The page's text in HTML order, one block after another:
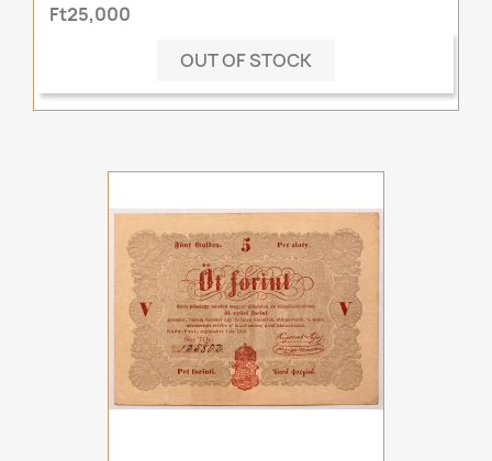
Ft25,000
OUT OF STOCK